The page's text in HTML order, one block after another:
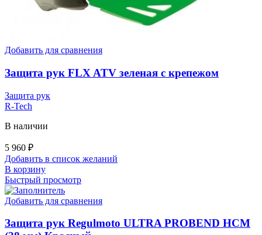
Добавить для сравнения
Защита рук FLX ATV зеленая с крепежом
Защита рук
R-Tech
В наличии
5 960 ₽
Добавить в список желаний
В корзину
Быстрый просмотр
Добавить для сравнения
Защита рук Regulmoto ULTRA PROBEND HCM